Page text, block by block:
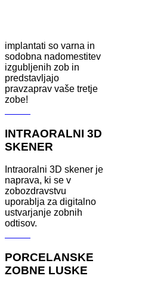
implantati so varna in
sodobna nadomestitev
izgubljenih zob in
predstavljajo
pravzaprav vaše tretje
zobe!
INTRAORALNI 3D
SKENER
Intraoralni 3D skener je
naprava, ki se v
zobozdravstvu
uporablja za digitalno
ustvarjanje zobnih
odtisov.
PORCELANSKE
ZOBNE LUSKE